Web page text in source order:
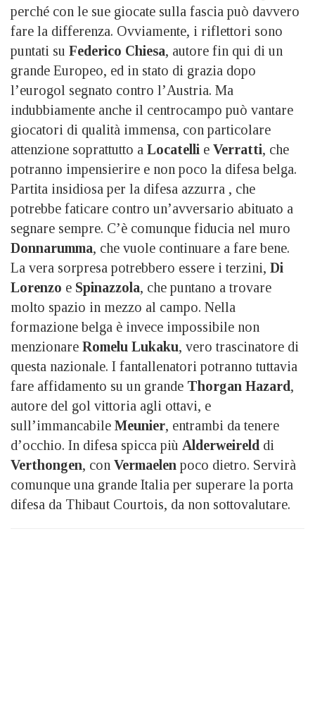
perché con le sue giocate sulla fascia può davvero
fare la differenza. Ovviamente, i riflettori sono
puntati su Federico Chiesa, autore fin qui di un
grande Europeo, ed in stato di grazia dopo
l’eurogol segnato contro l’Austria. Ma
indubbiamente anche il centrocampo può vantare
giocatori di qualità immensa, con particolare
attenzione soprattutto a Locatelli e Verratti, che
potranno impensierire e non poco la difesa belga.
Partita insidiosa per la difesa azzurra , che
potrebbe faticare contro un’avversario abituato a
segnare sempre. C’è comunque fiducia nel muro
Donnarumma, che vuole continuare a fare bene.
La vera sorpresa potrebbero essere i terzini, Di
Lorenzo e Spinazzola, che puntano a trovare
molto spazio in mezzo al campo. Nella
formazione belga è invece impossibile non
menzionare Romelu Lukaku, vero trascinatore di
questa nazionale. I fantallenatori potranno tuttavia
fare affidamento su un grande Thorgan Hazard,
autore del gol vittoria agli ottavi, e
sull’immancabile Meunier, entrambi da tenere
d’occhio. In difesa spicca più Alderweireld di
Verthongen, con Vermaelen poco dietro. Servirà
comunque una grande Italia per superare la porta
difesa da Thibaut Courtois, da non sottovalutare.